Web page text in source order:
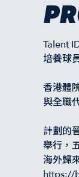
Talent
培養球
香港體
與全職
計劃的
舉行，
海外歸